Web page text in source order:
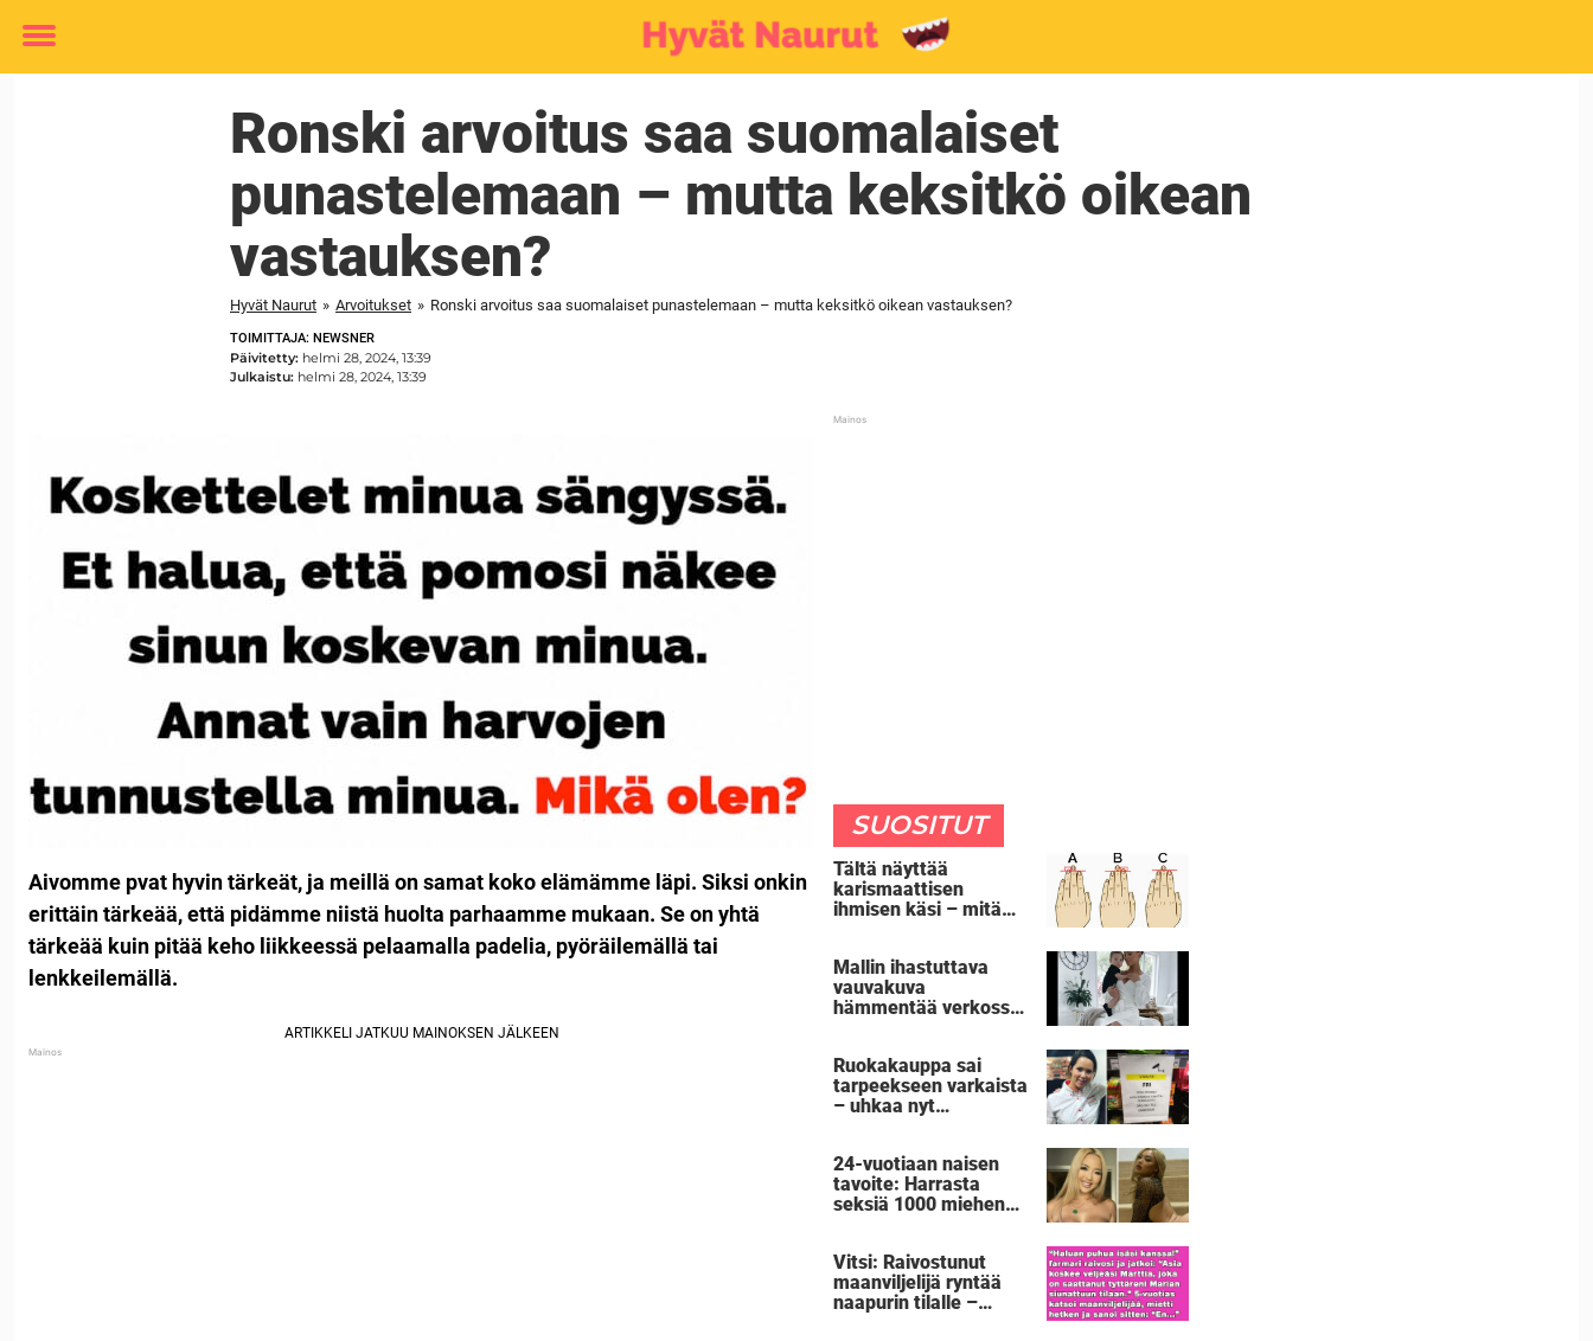
Toggle
Ronski arvoitus saa suomalaiset
punastelemaan – mutta keksitkö oikean
vastauksen?
Hyvät Naurut » Arvoitukset » Ronski arvoitus saa suomalaiset punastelemaan – mutta keksitkö oikean vastauksen?
TOIMITTAJA: NEWSNER
Päivitetty: helmi 28, 2024, 13:39
Julkaistu: helmi 28, 2024, 13:39
Aivomme pvat hyvin tärkeät, ja meillä on samat koko elämämme läpi. Siksi onkin
erittäin tärkeää, että pidämme niistä huolta parhaamme mukaan. Se on yhtä
tärkeää kuin pitää keho liikkeessä pelaamalla padelia, pyöräilemällä tai
lenkkeilemällä.
SUOSITUT
Tältä näyttää
karismaattisen
ihmisen käsi – mitä
Mallin ihastuttava
vauvakuva
hämmentää verkossa
Ruokakauppa sai
tarpeekseen varkaista
– uhkaa nyt
nauramaan ääneen
24-vuotiaan naisen
tavoite: Harrasta
seksiä 1000 miehen
"Voimaannuttavaa"
Vitsi: Raivostunut
maanviljelijä ryntää
naapurin tilalle –